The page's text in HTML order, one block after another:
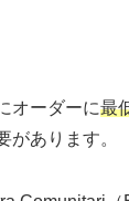
オーダーに最
があります。